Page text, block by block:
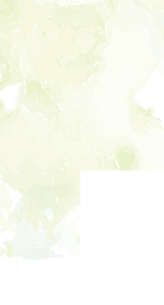
Konsultacja
Psychoterapia
Wsparcie dla firm